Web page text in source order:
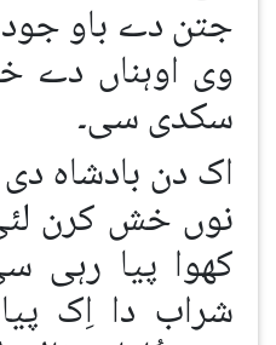
جتن دے باو
وی اوہناں دے
سکدی سی۔
اک دن بادشاہ
نوں خش کرن
کھوا پیا رہی
شراب دا اِک